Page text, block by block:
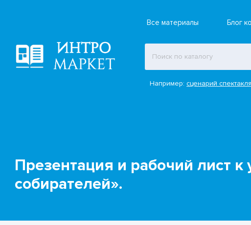
Все материалы Блог
Например:сценарий
Презентация и рабочий лист
собирателей».